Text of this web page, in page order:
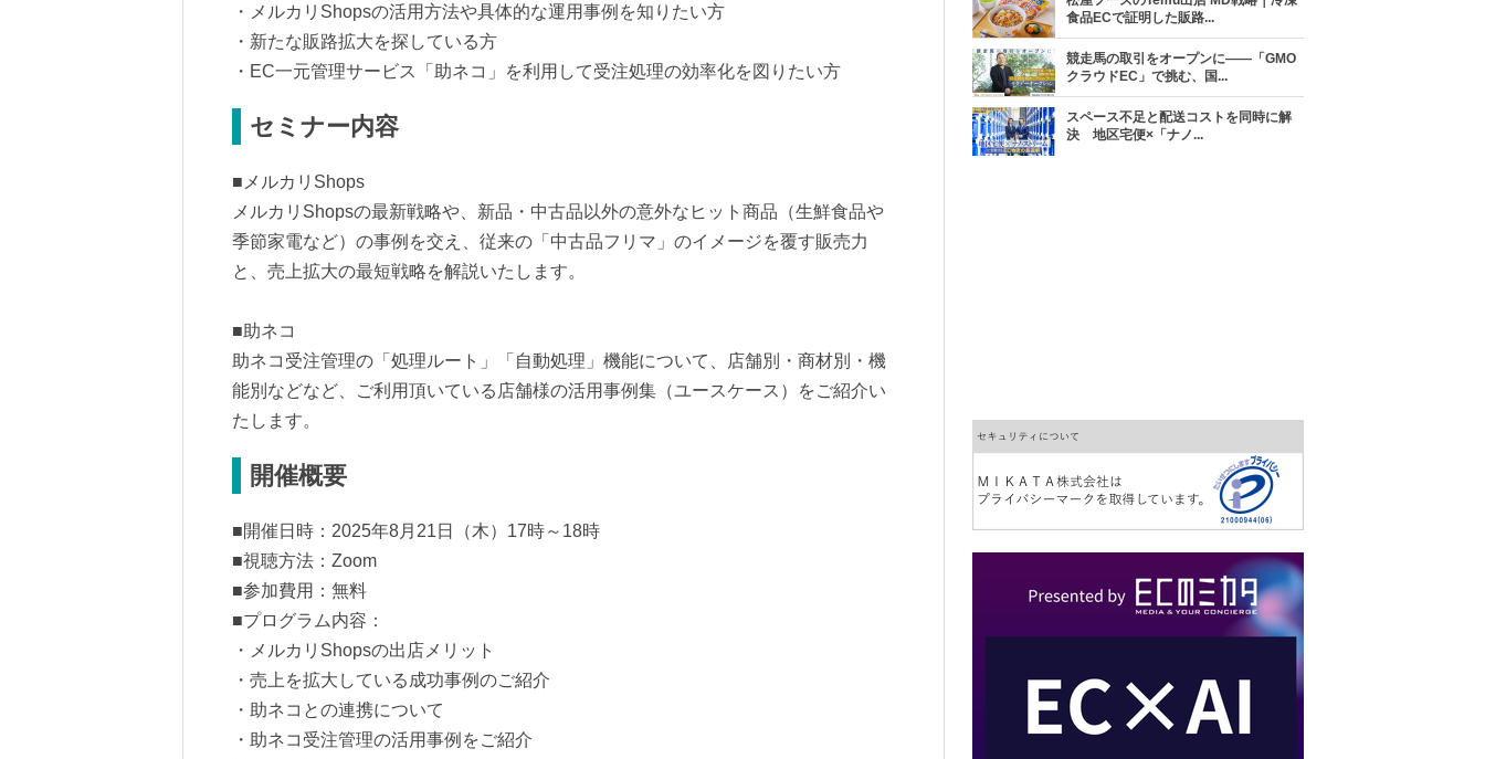
・メルカリShopsの活用方法や具体的な運用事例を知りたい方
・新たな販路拡大を探している方
・EC一元管理サービス「助ネコ」を利用して受注処理の効率化を図りたい方
セミナー内容
■メルカリShops
メルカリShopsの最新戦略や、新品・中古品以外の意外なヒット商品（生鮮食品や
季節家電など）の事例を交え、従来の「中古品フリマ」のイメージを覆す販売力
と、売上拡大の最短戦略を解説いたします。
■助ネコ
助ネコ受注管理の「処理ルート」「自動処理」機能について、店舗別・商材別・機
能別などなど、ご利用頂いている店舗様の活用事例集（ユースケース）をご紹介い
たします。
開催概要
■開催日時：2025年8月21日（木）17時～18時
■視聴方法：Zoom
■参加費用：無料
■プログラム内容：
・メルカリShopsの出店メリット
・売上を拡大している成功事例のご紹介
・助ネコとの連携について
・助ネコ受注管理の活用事例をご紹介
食品ECで証明した販路...
競走馬の取引をオープンに――「GMO
クラウドEC」で挑む、国...
スペース不足と配送コストを同時に解
決 地区宅便×「ナノ...